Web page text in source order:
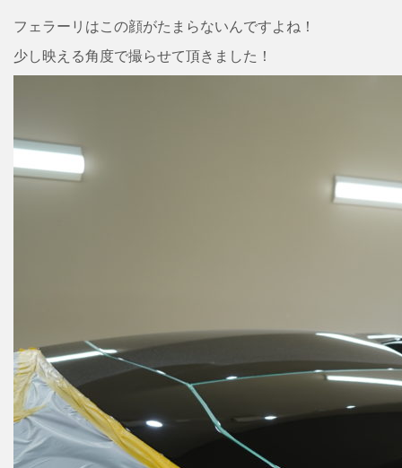
フェラーリはこの顔がたまらないんですよね！
少し映える角度で撮らせて頂きました！